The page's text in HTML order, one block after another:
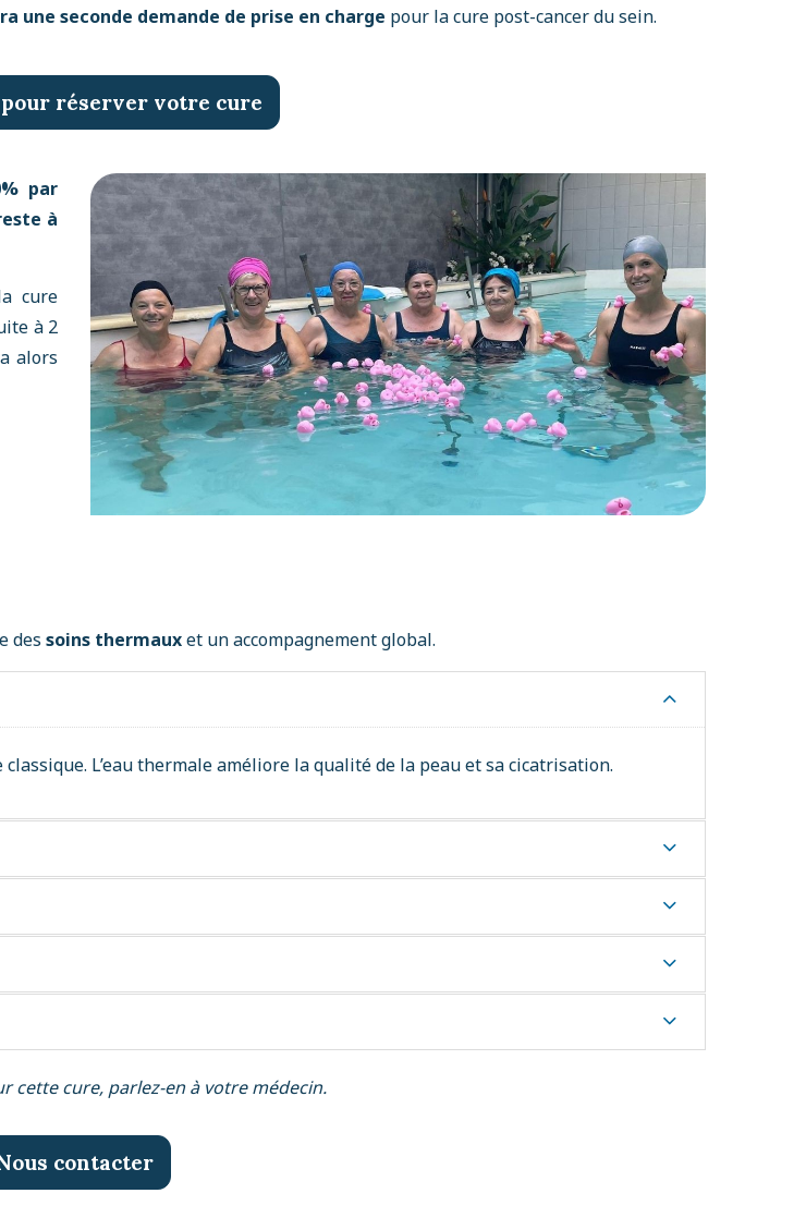
une seconde demande de prise en charge pour la cure post-cancer du sein.
pour réserver votre cure
par
à
cure
à 2
alors
des soins thermauxet un accompagnement global.
L’eau thermale améliore la qualité de la peau et sa cicatrisation.
cette cure, parlez-en à votre médecin.
contacter